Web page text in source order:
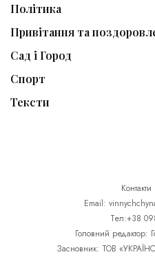
Політика
Привітання та
Сад і Город
Спорт
Тексти
Email:
Тел:+38
Головний редактор:
Засновник: ТОВ